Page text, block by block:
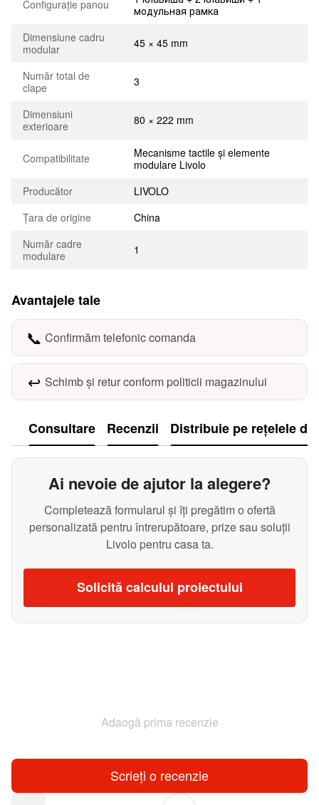
Configurație panou
модульная рамка
Dimensiune cadru
modular
45 × 45 mm
Număr total de
clape
3
Dimensiuni
exterioare
80 × 222 mm
Compatibilitate
Mecanisme tactile și elemente
modulare Livolo
Producător
LIVOLO
Țara de origine
China
Număr cadre
modulare
1
Avantajele tale
📞 Confirmăm telefonic comanda
↩️ Schimb și retur conform politicii magazinului
Consultare Recenzii Distribuie pe rețelele
Ai nevoie de ajutor la alegere?
Completează formularul și îți pregătim o ofertă
personalizată pentru întrerupătoare, prize sau soluții
Livolo pentru casa ta.
Solicită calculul proiectului
Adaogă prima recenzie
Scrieți o recenzie